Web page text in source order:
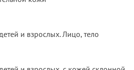
и взрослых. Лицо, тело